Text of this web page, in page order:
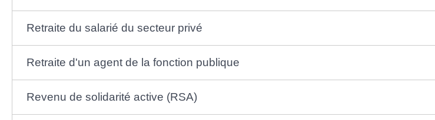
Retraite du salarié du secteur privé
Retraite d'un agent de la fonction publique
Revenu de solidarité active (RSA)